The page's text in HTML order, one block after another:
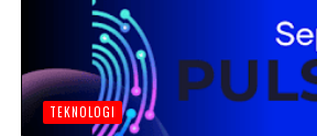
TEKNOLOGI